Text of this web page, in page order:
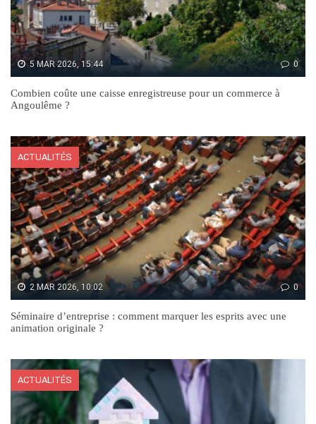
5 MAR 2026, 15:44 0
Combien coûte une caisse enregistreuse pour un commerce à
Angoulême ?
ACTUALITÉS
2 MAR 2026, 10:02 0
Séminaire d’entreprise : comment marquer les esprits avec une
animation originale ?
ACTUALITÉS